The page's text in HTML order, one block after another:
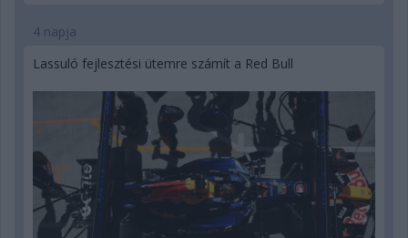
4 napja
Lassuló fejlesztési ütemre számít a Red Bull